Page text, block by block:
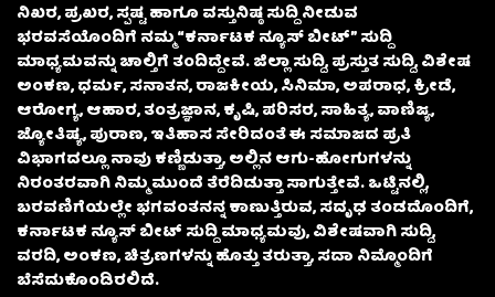
ನಿಖರ, ಪ್ರಖರ, ಸ್ಪಷ್ಟ ಹಾಗೂ ವಸ್ತುನಿಷ್ಠ ಸುದ್ದಿ ನೀಡುವ
ಭರವಸೆಯೊಂದಿಗೆ ನಮ್ಮ “ಕರ್ನಾಟಕ ನ್ಯೂಸ್ ಬೀಟ್” ಸುದ್ದಿ
ಮಾಧ್ಯಮವನ್ನು ಚಾಲ್ತಿಗೆ ತಂದಿದ್ದೇವೆ. ಜಿಲ್ಲಾ ಸುದ್ದಿ, ಪ್ರಸ್ತುತ ಸುದ್ದಿ, ವಿಶೇಷ
ಅಂಕಣ, ಧರ್ಮ, ಸನಾತನ, ರಾಜಕೀಯ, ಸಿನಿಮಾ, ಅಪರಾಧ, ಕ್ರೀಡೆ,
ಆರೋಗ್ಯ, ಆಹಾರ, ತಂತ್ರಜ್ಞಾನ, ಕೃಷಿ, ಪರಿಸರ, ಸಾಹಿತ್ಯ, ವಾಣಿಜ್ಯ,
ಜ್ಯೋತಿಷ್ಯ, ಪುರಾಣ, ಇತಿಹಾಸ ಸೇರಿದಂತೆ ಈ ಸಮಾಜದ ಪ್ರತಿ
ವಿಭಾಗದಲ್ಲೂ ನಾವು ಕಣ್ಣಿಡುತ್ತಾ, ಅಲ್ಲಿನ ಆಗು-ಹೋಗುಗಳನ್ನು
ನಿರಂತರವಾಗಿ ನಿಮ್ಮ ಮುಂದೆ ತೆರೆದಿಡುತ್ತಾ ಸಾಗುತ್ತೇವೆ. ಒಟ್ಟಿನಲ್ಲಿ,
ಬರವಣಿಗೆಯಲ್ಲೇ ಭಗವಂತನನ್ನ ಕಾಣುತ್ತಿರುವ, ಸದೃಢ ತಂಡದೊಂದಿಗೆ,
ಕರ್ನಾಟಕ ನ್ಯೂಸ್ ಬೀಟ್ ಸುದ್ದಿ ಮಾಧ್ಯಮವು, ವಿಶೇಷವಾಗಿ ಸುದ್ದಿ,
ವರದಿ, ಅಂಕಣ, ಚಿತ್ರಣಗಳನ್ನು ಹೊತ್ತು ತರುತ್ತಾ, ಸದಾ ನಿಮ್ಮೊಂದಿಗೆ
ಬೆಸೆದುಕೊಂಡಿರಲಿದೆ.